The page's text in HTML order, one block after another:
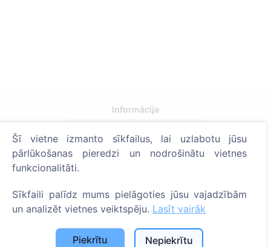
Informācija
Par CEMETY
B.U.J.
Pašvaldību un lietotāju saraksts
Privātuma politika
Maksājumu politika
Šī vietne izmanto sīkfailus, lai uzlabotu jūsu
pārlūkošanas pieredzi un nodrošinātu vietnes
funkcionalitāti.
Sīkfaili palīdz mums pielāgoties jūsu vajadzībām
un analizēt vietnes veiktspēju. Lasīt vairāk
Piekrītu Nepiekrītu